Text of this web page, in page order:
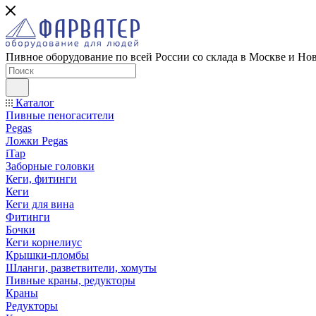
Пивное оборудование по всей России со склада в Москве и
Каталог
Пивные пеногасители
Pegas
Ложки Pegas
iTap
Заборные головки
Кеги, фитинги
Кеги
Кеги для вина
Фитинги
Бочки
Кеги корнелиус
Крышки-пломбы
Шланги, разветвители, хомуты
Пивные краны, редукторы
Краны
Редукторы